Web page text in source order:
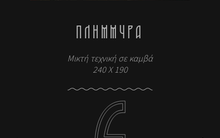
ΠΛΗΜΜΎΡΑ
Μικτή τεχνική σε καμβά
240 X 190